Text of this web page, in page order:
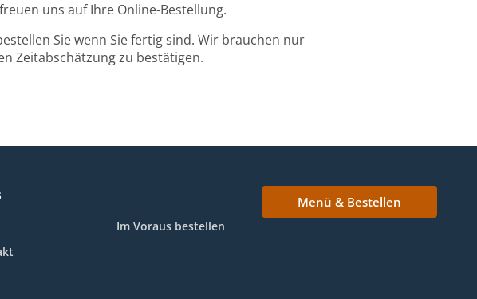
uns auf Ihre Online-Bestellung.
Sie wenn Sie fertig sind. Wir brauchen nur
Zeitabschätzung zu bestätigen.
Im Voraus bestellen
Menü & Bestellen